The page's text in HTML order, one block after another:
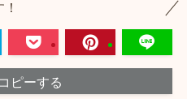
ピーする